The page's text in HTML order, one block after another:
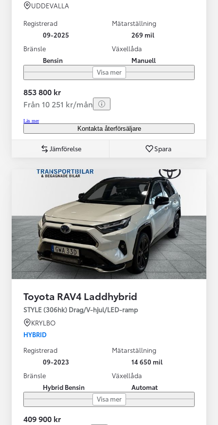
UDDEVALLA
Registrerad
09-2025
Mätarställning
269 mil
Bränsle
Bensin
Växellåda
Manuell
Visa mer
853 800 kr
Från 10 251 kr/mån
Läs mer
Kontakta återförsäljare
Jämförelse Spara
Toyota RAV4 Laddhybrid
STYLE (306hk) Drag/V-hjul/LED-ramp
KRYLBO
HYBRID
Registrerad
09-2023
Mätarställning
14 650 mil
Bränsle
Hybrid Bensin
Växellåda
Automat
Visa mer
409 900 kr